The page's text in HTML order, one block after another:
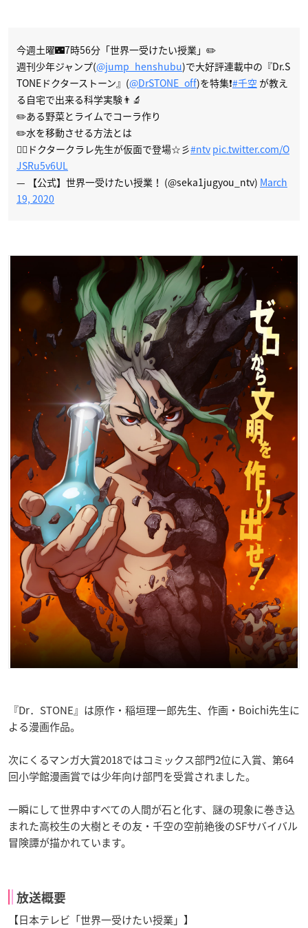
今週土曜🌃7時56分「世界一受けたい授業」✏️
週刊少年ジャンプ(@jump_henshubu)で大好評連載中の『Dr.S
TONEドクターストーン』(@DrSTONE_off)を特集❗#千空 が教え
る自宅で出来る科学実験👨‍🔬
✏️ある野菜とライムでコーラ作り
✏️水を移動させる方法とは
👨‍⚕️ドクタークラレ先生が仮面で登場☆彡#ntv pic.twitter.com/O
JSRu5v6UL
— 【公式】世界一受けたい授業！ (@seka1jugyou_ntv) March
19, 2020
『Dr．STONE』は原作・稲垣理一郎先生、作画・Boichi先生に
よる漫画作品。
次にくるマンガ大賞2018ではコミックス部門2位に入賞、第64
回小学館漫画賞では少年向け部門を受賞されました。
一瞬にして世界中すべての人間が石と化す、謎の現象に巻き込
まれた高校生の大樹とその友・千空の空前絶後のSFサバイバル
冒険譚が描かれています。
放送概要
【日本テレビ「世界一受けたい授業」】